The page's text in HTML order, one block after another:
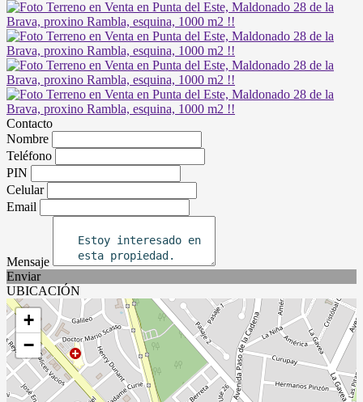
Contacto
Nombre
Teléfono
PIN
Celular
Email
Mensaje
Enviar
UBICACIÓN
+
−